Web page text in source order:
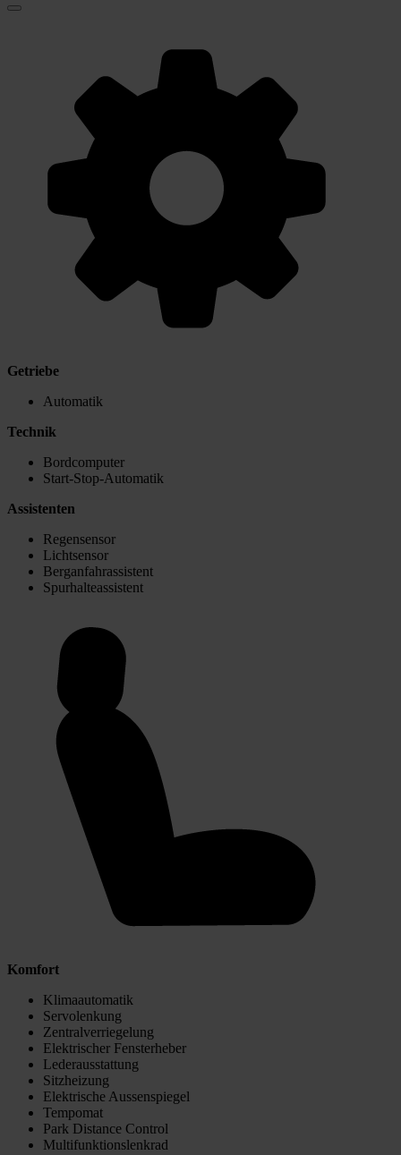
Getriebe
Automatik
Technik
Bordcomputer
Start-Stop-Automatik
Assistenten
Regensensor
Lichtsensor
Berganfahrassistent
Spurhalteassistent
Komfort
Klimaautomatik
Servolenkung
Zentralverriegelung
Elektrischer Fensterheber
Lederausstattung
Sitzheizung
Elektrische Aussenspiegel
Tempomat
Park Distance Control
Multifunktionslenkrad